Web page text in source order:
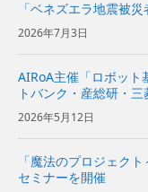
「ベネズエラ地震被
2026年7月3日
AIRoA主催「ロボット
トバンク・産総研・
トデータの質を自動で
に成功～
2026年5月12日
「魔法のプロジェク
セミナーを開催